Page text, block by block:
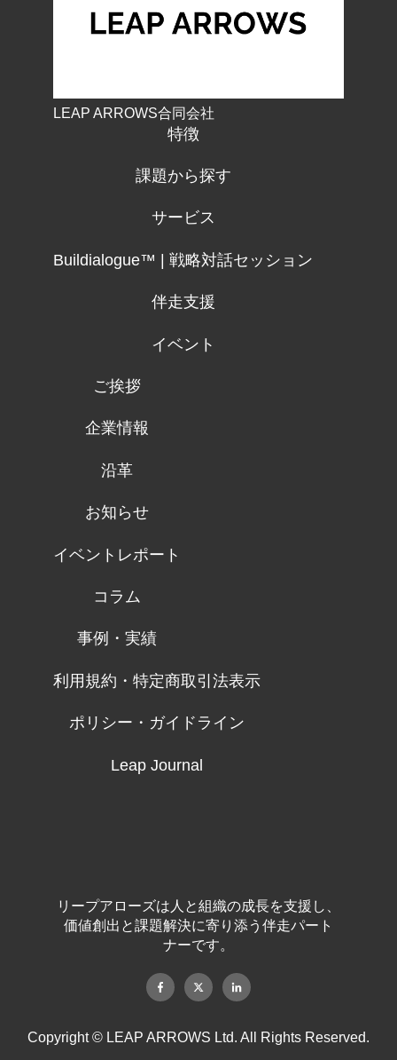
LEAP ARROWS合同会社
特徴
課題から探す
サービス
Buildialogue™ | 戦略対話セッション
伴走支援
イベント
ご挨拶
企業情報
沿革
お知らせ
イベントレポート
コラム
事例・実績
利用規約・特定商取引法表示
ポリシー・ガイドライン
Leap Journal
リープアローズは人と組織の成長を支援し、
価値創出と課題解決に寄り添う伴走パート
ナーです。
Copyright © LEAP ARROWS Ltd. All Rights Reserved.